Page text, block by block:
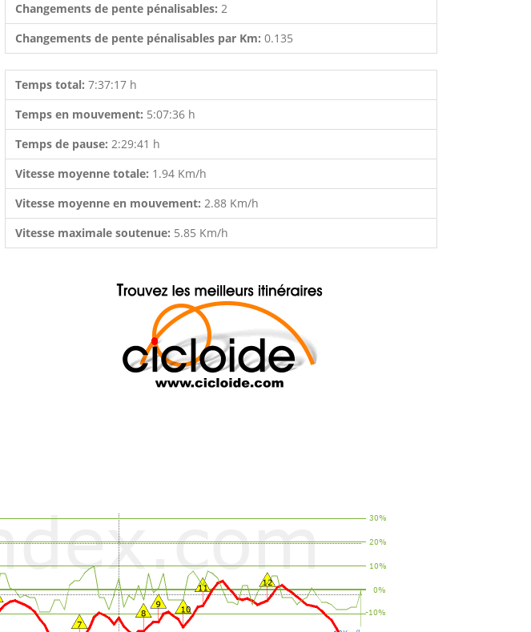
Changements de pente pénalisables: 2
Changements de pente pénalisables par Km: 0.135
Temps total: 7:37:17 h
Temps en mouvement: 5:07:36 h
Temps de pause: 2:29:41 h
Vitesse moyenne totale: 1.94 Km/h
Vitesse moyenne en mouvement: 2.88 Km/h
Vitesse maximale soutenue: 5.85 Km/h